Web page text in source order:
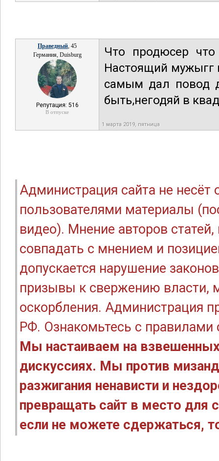
Праведный, 45
Германия, Duisburg
Репутация: 516
В отпуске
Что продюсер что
Настоящий мужыгг
самым дал повод
быть,негодяй в
1 марта 2019, пятница
Администрация сайта не
пользователями материалы
видео). Мнение авторов
совпадать с мнением и
допускается нарушение
призывы к свержению власти,
оскорбления. Администрация
РФ. Ознакомьтесь с правилами
Мы настаиваем на
дискуссиях. Мы против
разжигания ненависти и
превращать сайт в место для
если не можете сдержаться,